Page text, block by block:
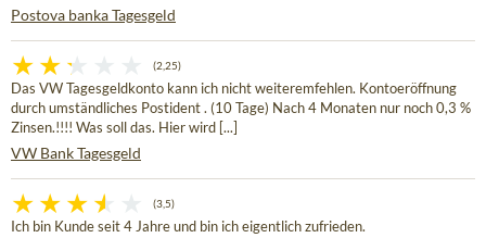
Postova banka Tagesgeld
(2,25)
Das VW Tagesgeldkonto kann ich nicht weiteremfehlen. Kontoeröffnung
durch umständliches Postident . (10 Tage) Nach 4 Monaten nur noch 0,3 %
Zinsen.!!!! Was soll das. Hier wird [...]
VW Bank Tagesgeld
(3,5)
Ich bin Kunde seit 4 Jahre und bin ich eigentlich zufrieden.